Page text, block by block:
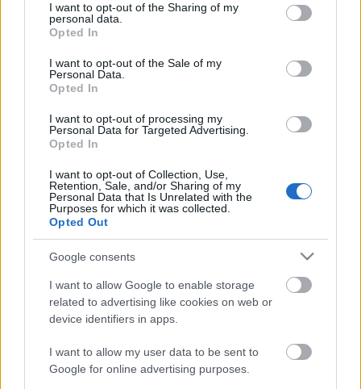
not limited to your visit or usage behaviour. You may click to
grant or deny consent to Google and its third-party tags to
use your data for below specified purposes in below Google
consent section.
I want to opt-out of the Sharing of my
personal data.
Opted In
I want to opt-out of the Sale of my
Personal Data.
Opted In
I want to opt-out of processing my
Personal Data for Targeted Advertising.
Opted In
I want to opt-out of Collection, Use,
Retention, Sale, and/or Sharing of my
Personal Data that Is Unrelated with the
Purposes for which it was collected.
Opted Out
Google consents
I want to allow Google to enable storage
related to advertising like cookies on web or
device identifiers in apps.
I want to allow my user data to be sent to
Google for online advertising purposes.
Országos hírek
TÚLFOGYASZTÁS NAPJA - JÚLIUS 30-RA
FELHASZNÁLTA AZ EMBERISÉG A FÖLD EGÉSZ
ÉVRE ELEGENDŐ ERŐFORRÁSAIT
Helyi hírek
BEINDULT AZ ŐSZIBARACKSZEZON,
SZEPTEMBERIG ÉLVEZHETJÜK
HIRDETÉS
HIRDETÉS
HIRDETÉS